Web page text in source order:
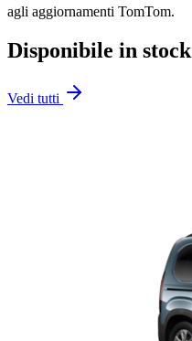
agli aggiornamenti TomTom.
Disponibile in stock
Vedi tutti